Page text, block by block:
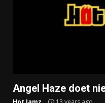
Angel Haze doet